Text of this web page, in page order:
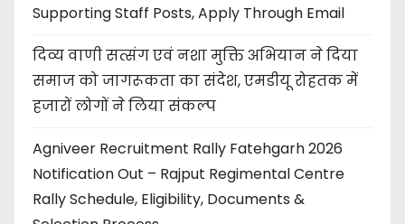
Supporting Staff Posts, Apply Through Email
दिव्य वाणी सत्संग एवं नशा मुक्ति अभियान ने दिया
समाज को जागरूकता का संदेश, एमडीयू रोहतक में
हजारों लोगों ने लिया संकल्प
Agniveer Recruitment Rally Fatehgarh 2026
Notification Out – Rajput Regimental Centre
Rally Schedule, Eligibility, Documents &